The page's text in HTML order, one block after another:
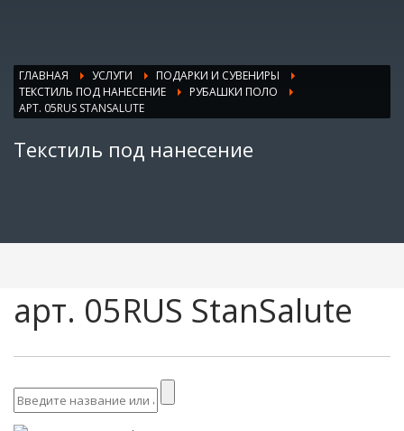
ГЛАВНАЯ УСЛУГИ
ПОДАРКИ И СУВЕНИРЫ
ТЕКСТИЛЬ ПОД НАНЕСЕНИЕ
РУБАШКИ ПОЛО
АРТ. 05RUS STANSALUTE
Текстиль под нанесение
арт. 05RUS StanSalute